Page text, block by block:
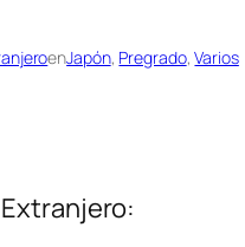
enJapón, Pregrado, Varios
Extranjero: